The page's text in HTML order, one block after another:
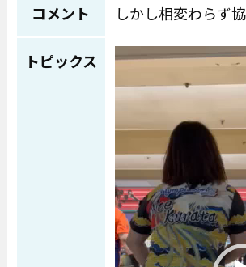
コメント しかし相変わらず
トピックス 動画プレーヤー